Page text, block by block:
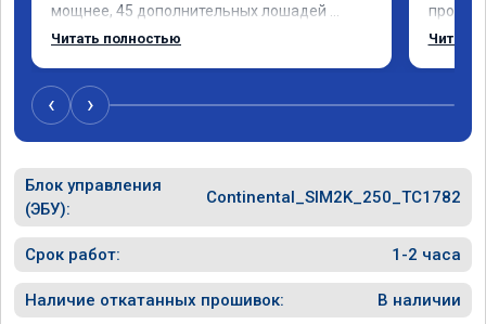
мощнее, 45 дополнительных лошадей
существенно чувствуется и соответственно
дня катаюсь, держит 12-12.5. Коробка
перестала подпинывать при наборе
скорости. Педаль газа более отзывчевее. В
Читать полностью
похоже
способ
общем
Читать
‹ ›
Блок управления
(ЭБУ):
Continental_SIM2K_250_TC1782
Срок работ: 1-2 часа
Наличие откатанных прошивок: В наличии